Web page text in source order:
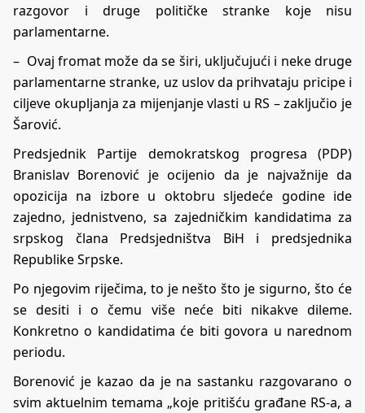
razgovor i druge političke stranke koje nisu
parlamentarne.
– Ovaj fromat može da se širi, uključujući i neke druge
parlamentarne stranke, uz uslov da prihvataju pricipe i
ciljeve okupljanja za mijenjanje vlasti u RS – zaključio je
Šarović.
Predsjednik Partije demokratskog progresa (PDP)
Branislav Borenović je ocijenio da je najvažnije da
opozicija na izbore u oktobru sljedeće godine ide
zajedno, jednistveno, sa zajedničkim kandidatima za
srpskog člana Predsjedništva BiH i predsjednika
Republike Srpske.
Po njegovim riječima, to je nešto što je sigurno, što će
se desiti i o čemu više neće biti nikakve dileme.
Konkretno o kandidatima će biti govora u narednom
periodu.
Borenović je kazao da je na sastanku razgovarano o
svim aktuelnim temama „koje pritišću građane RS-a, a